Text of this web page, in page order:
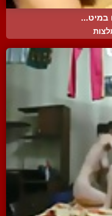
במיט...